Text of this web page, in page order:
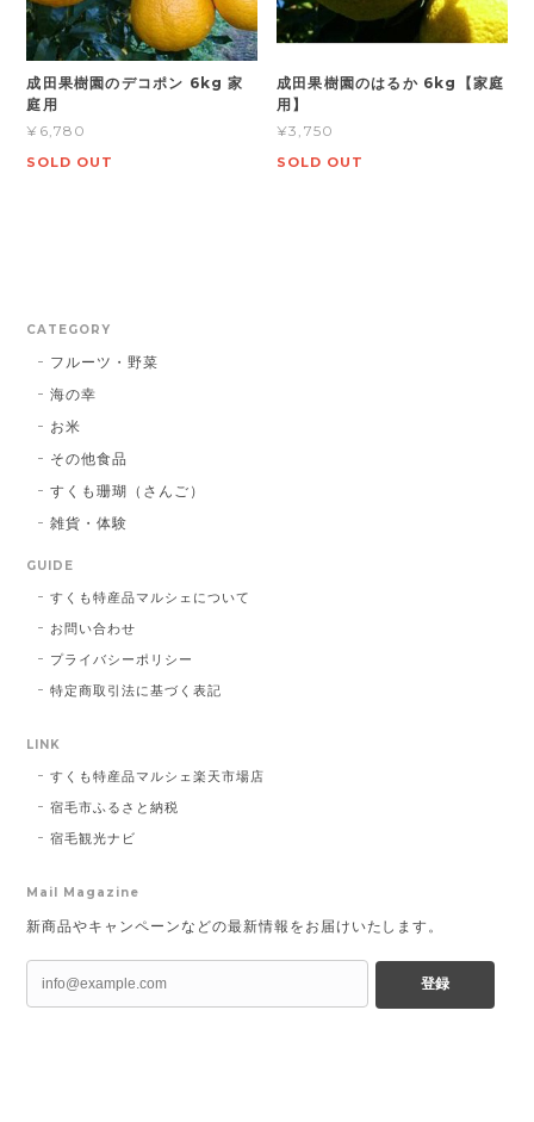
成田果樹園のデコポン 6kg 家
庭用
¥6,780
SOLD OUT
成田果樹園のはるか 6kg【家庭
用】
¥3,750
SOLD OUT
CATEGORY
フルーツ・野菜
海の幸
お米
その他食品
すくも珊瑚（さんご）
雑貨・体験
GUIDE
すくも特産品マルシェについて
お問い合わせ
プライバシーポリシー
特定商取引法に基づく表記
LINK
すくも特産品マルシェ楽天市場店
宿毛市ふるさと納税
宿毛観光ナビ
Mail Magazine
新商品やキャンペーンなどの最新情報をお届けいたします。
登録